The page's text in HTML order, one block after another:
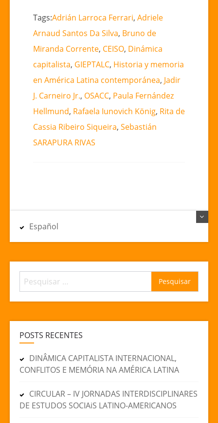
Tags:Adrián Larroca Ferrari, Adriele
Arnaud Santos Da Silva, Bruno de
Miranda Corrente, CEISO, Dinámica
capitalista, GIEPTALC, Historia y memoria
en América Latina contemporánea, Jadir
J. Carneiro Jr., OSACC, Paula Fernández
Hellmund, Rafaela Iunovich König, Rita de
Cassia Ribeiro Siqueira, Sebastián
SARAPURA RIVAS
Español
Pesquisar
por:
POSTS RECENTES
DINÂMICA CAPITALISTA INTERNACIONAL,
CONFLITOS E MEMÓRIA NA AMÉRICA LATINA
CIRCULAR – IV JORNADAS INTERDISCIPLINARES
DE ESTUDOS SOCIAiS LATINO-AMERICANOS